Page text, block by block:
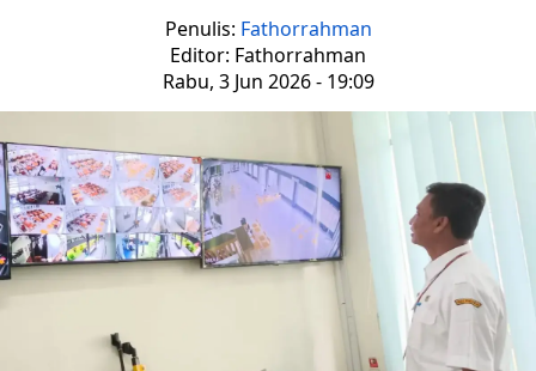
Penulis: Fathorrahman
Editor: Fathorrahman
Rabu, 3 Jun 2026 - 19:09